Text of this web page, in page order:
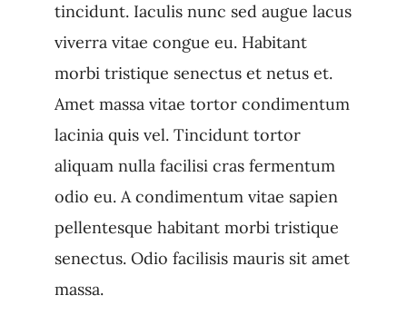
tincidunt. Iaculis nunc sed augue lacus
viverra vitae congue eu. Habitant
morbi tristique senectus et netus et.
Amet massa vitae tortor condimentum
lacinia quis vel. Tincidunt tortor
aliquam nulla facilisi cras fermentum
odio eu. A condimentum vitae sapien
pellentesque habitant morbi tristique
senectus. Odio facilisis mauris sit amet
massa.